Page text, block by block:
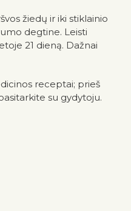
žiedų ir iki stiklainio
degtine. Leisti
21 dieną. Dažnai
receptai; prieš
su gydytoju.